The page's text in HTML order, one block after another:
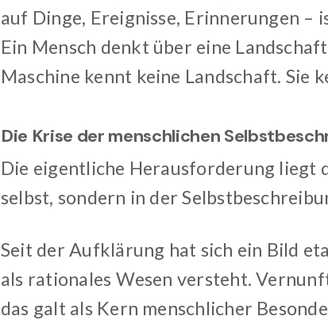
auf Dinge, Ereignisse, Erinnerungen –
Ein Mensch denkt über eine
Maschine kennt keine Landschaft. Sie
Die Krise der menschlichen
Die eigentliche Herausforderung liegt
selbst, sondern in der
Seit der Aufklärung hat sich ein Bild
als rationales Wesen versteht.
das galt als Kern menschlicher